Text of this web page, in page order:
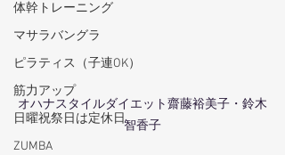
体幹トレーニング
マサラバングラ
ピラティス（子連OK）
筋力アップ
日曜祝祭日は定休日
ZUMBA
オハナスタイルダイエット齋藤裕美子・鈴木
智香子